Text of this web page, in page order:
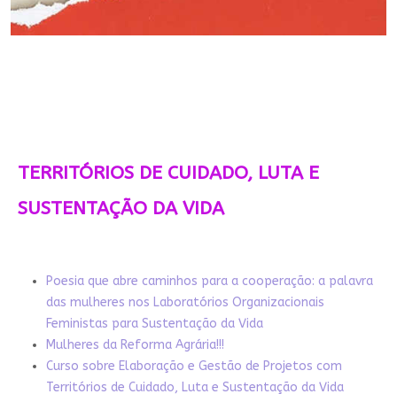
TERRITÓRIOS DE CUIDADO, LUTA E
SUSTENTAÇÃO DA VIDA
Poesia que abre caminhos para a cooperação: a palavra
das mulheres nos Laboratórios Organizacionais
Feministas para Sustentação da Vida
Mulheres da Reforma Agrária!!!
Curso sobre Elaboração e Gestão de Projetos com
Territórios de Cuidado, Luta e Sustentação da Vida